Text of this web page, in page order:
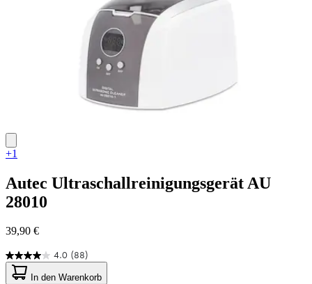
+1
Autec Ultraschallreinigungsgerät AU
28010
39,90 €
4.0 (88)
4.0
von
In den Warenkorb